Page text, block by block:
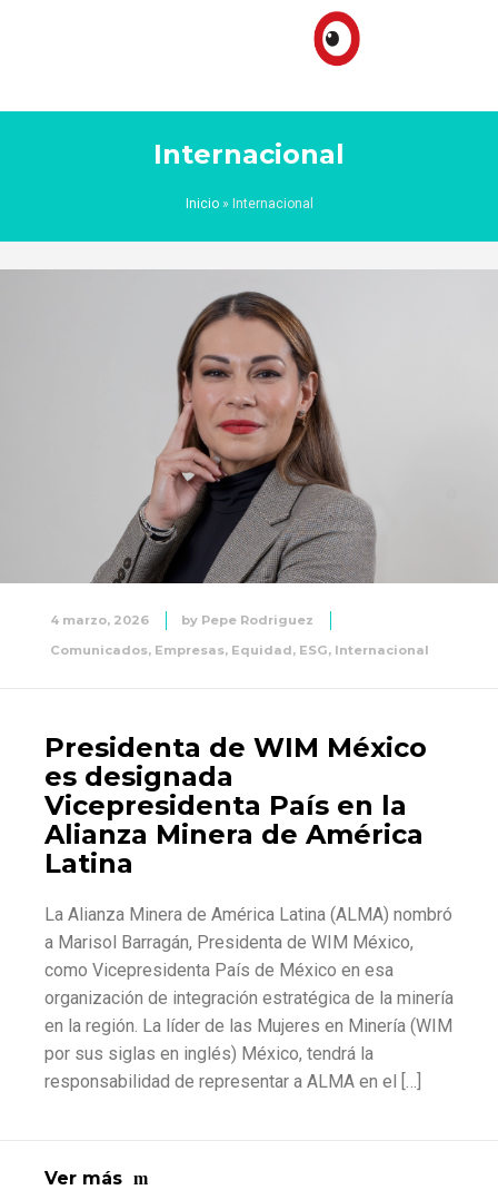
Internacional
Inicio» Internacional
4 marzo, 2026 by Pepe Rodriguez
Comunicados, Empresas, Equidad, ESG, Internacional
Presidenta de WIM México
es designada
Vicepresidenta País en la
Alianza Minera de América
Latina
La Alianza Minera de América Latina (ALMA) nombró
a Marisol Barragán, Presidenta de WIM México,
como Vicepresidenta País de México en esa
organización de integración estratégica de la minería
en la región. La líder de las Mujeres en Minería (WIM
por sus siglas en inglés) México, tendrá la
responsabilidad de representar a ALMA en el […]
Ver más